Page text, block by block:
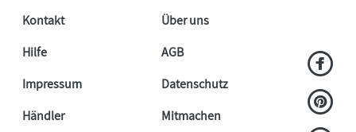
Kontakt
Über uns
Hilfe
AGB
Impressum
Datenschutz
Händler
Mitmachen